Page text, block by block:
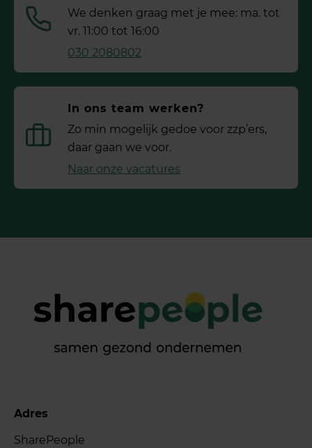
We denken graag met je mee: ma. tot
vr. 11:00 tot 16:00
030 2080802
In ons team werken?
Zo min mogelijk gedoe voor ­zzp’ers,
daar gaan we voor.
Naar onze vacatures
Adres
SharePeople